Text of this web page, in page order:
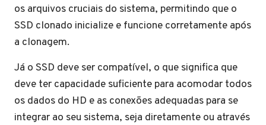
os arquivos cruciais do sistema, permitindo que o
SSD clonado inicialize e funcione corretamente após
a clonagem.
Já o SSD deve ser compatível, o que significa que
deve ter capacidade suficiente para acomodar todos
os dados do HD e as conexões adequadas para se
integrar ao seu sistema, seja diretamente ou através